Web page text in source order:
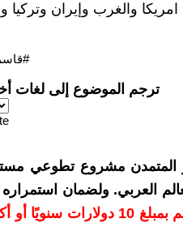
امريكا والغرب وإيران وتركيا
ترجم الموضوع إلى لغات
المتمدن مشروع تطوعي
العربي. ولضمان
بدعمكم بمبلغ 10